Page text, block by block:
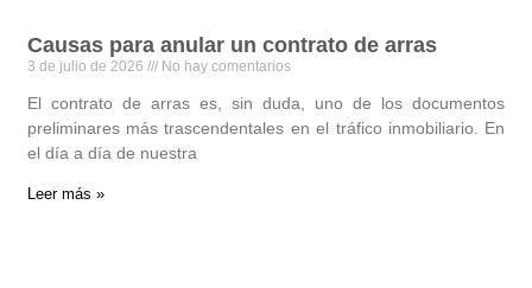
Causas para anular un contrato de arras
3 de julio de 2026 No hay comentarios
El contrato de arras es, sin duda, uno de los documentos
preliminares más trascendentales en el tráfico inmobiliario. En
el día a día de nuestra
Leer más »